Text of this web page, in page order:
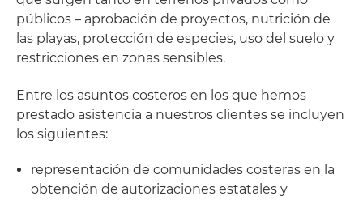
públicos – aprobación de proyectos, nutrición de
las playas, protección de especies, uso del suelo y
restricciones en zonas sensibles.
Entre los asuntos costeros en los que hemos
prestado asistencia a nuestros clientes se incluyen
los siguientes:
representación de comunidades costeras en la
obtención de autorizaciones estatales y